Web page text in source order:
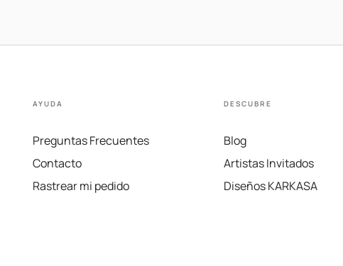
AYUDA
Preguntas Frecuentes
Contacto
Rastrear mi pedido
DESCUBRE
Blog
Artistas Invitados
Diseños KARKASA